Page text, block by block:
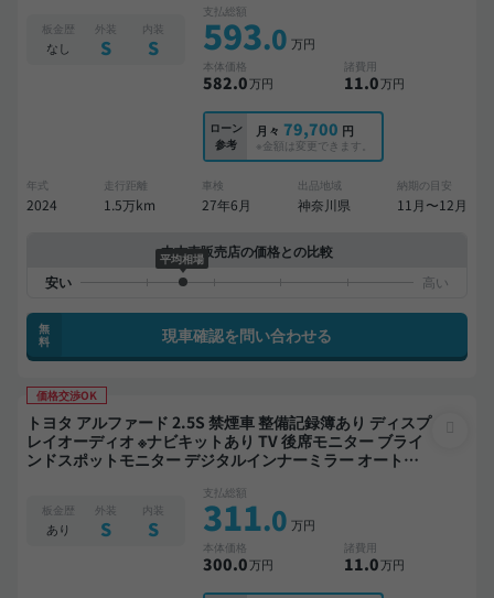
レコーダー 衝突軽減 両側電動スライドドア 7人乗り
板金歴
なし
外装
S
内装
S
支払総額
593.0 万円
本体価格
582.0万円
諸費用
11.0万円
ローン
参考
月々 79,700 円
※金額は変更できます。
年式
2024
走行距離
1.5万km
車検
27年6月
出品地域
神奈川県
納期の目安
11月〜12月
中古車販売店の価格との比較
平均相場
無
料
現車確認を問い合わせる
価格交渉OK
トヨタ アルファード 2.5S 禁煙車 整備記録簿あり ディスプ
レイオーディオ ※ナビキットあり TV 後席モニター ブライ
ンドスポットモニター デジタルインナーミラー オートク
メラ ドライブレコーダー 衝突軽減 両側電動スライドドア
8人乗り
板金歴
あり
外装
S
内装
S
支払総額
311.0 万円
本体価格
300.0万円
諸費用
11.0万円